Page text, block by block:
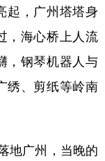
عربى
한국어
起，广州塔塔身
，海心桥上人流
，钢琴机器人与
绣、剪纸等岭南
地广州，当晚的